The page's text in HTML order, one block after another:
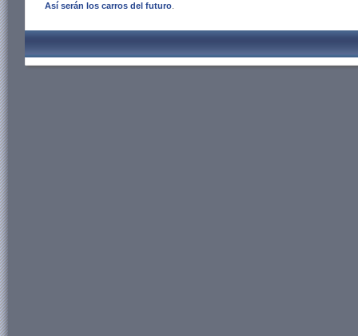
Así serán los carros del futuro